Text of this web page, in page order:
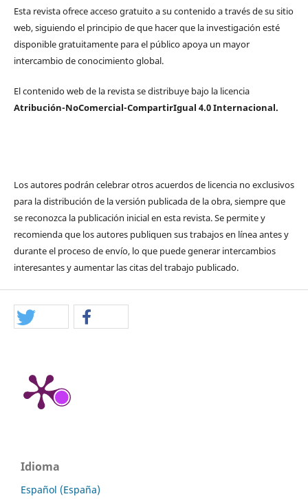
Esta revista ofrece acceso gratuito a su contenido a través de su sitio
web, siguiendo el principio de que hacer que la investigación esté
disponible gratuitamente para el público apoya un mayor
intercambio de conocimiento global.
El contenido web de la revista se distribuye bajo la licencia
Atribución-NoComercial-CompartirIgual 4.0 Internacional.
Los autores podrán celebrar otros acuerdos de licencia no exclusivos
para la distribución de la versión publicada de la obra, siempre que
se reconozca la publicación inicial en esta revista. Se permite y
recomienda que los autores publiquen sus trabajos en línea antes y
durante el proceso de envío, lo que puede generar intercambios
interesantes y aumentar las citas del trabajo publicado.
Idioma
Español (España)